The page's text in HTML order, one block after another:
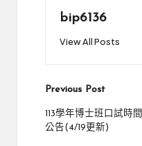
bip6136
View All Posts
Post
navigation
Previous Post
113學年博士班口試時間
公告(4/19更新)